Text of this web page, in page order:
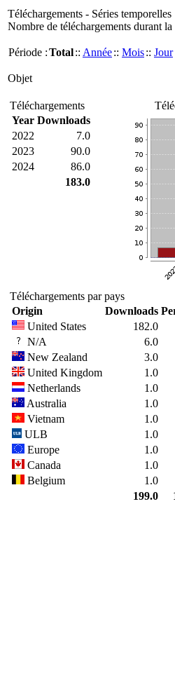
Téléchargements - Séries temporelles
Nombre de téléchargements durant
Période :Total:: Année:: Mois:: Jour
Objet
Téléchargements
Year Downloads
2022
7.0
2023
90.0
2024
86.0
183.0
Téléchargements par pays
Origin
Downloads
United States
182.0
N/A
6.0
New Zealand
3.0
United Kingdom
1.0
Netherlands
1.0
Australia
1.0
Vietnam
1.0
ULB
1.0
Europe
1.0
Canada
1.0
Belgium
1.0
199.0